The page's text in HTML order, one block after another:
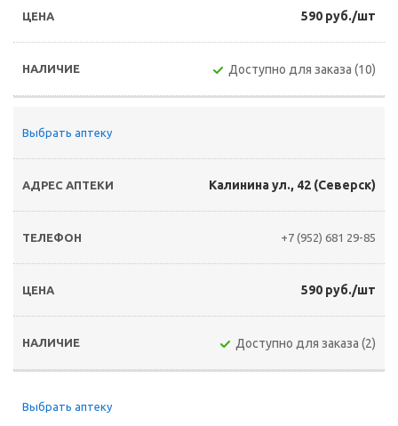
590 руб./шт
Доступно для заказа (10)
Выбрать аптеку
Калинина ул., 42 (Северск)
+7 (952) 681 29-85
590 руб./шт
Доступно для заказа (2)
Выбрать аптеку